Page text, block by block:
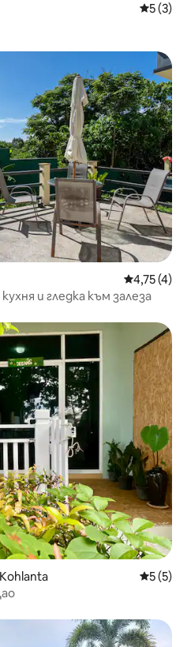
Средна
5 (3)
Средна
4,75 (4)
и гледка към залеза
Средна
5 (5)